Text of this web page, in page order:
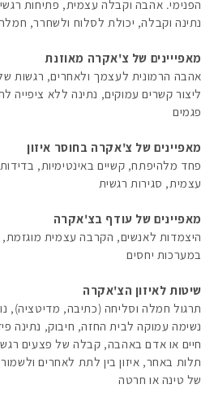
הפנימי. אהבה וקבלה עצמית, פתיחות
נתינה וקבלה, יכולת לסלוח ולשחרר, חמלה
מאפייינים של צ'אקרה מאוזנת
אהבה הרמונית לעצמך ולאחרים, רגשות של
ליצור קשרים עמוקים, נתינה ללא
פגמים
מאפיינים של צ'אקרה בחוסר איזון
פחד מלהיפתח, קשיים באינטימיות,
עצמית, סגירות רגשית
מאפיינים של עודף בצ'אקרה
היצמדות לאנשים, הקרבה עצמית מוגזמת,
במערכות יחסים
שיטות לאיזון הצ'אקרה
תרגול חמלה וסליחה (כתיבה, מדיטציה),
נשימה עמוקה לבית החזה, חיבוק, נתינה
חיים או אדם באהבה, קבלה של פצעים
תלות באחר, איזון בין לתת לאחרים
של טינה או חרטה